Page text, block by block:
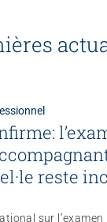
reste
sur